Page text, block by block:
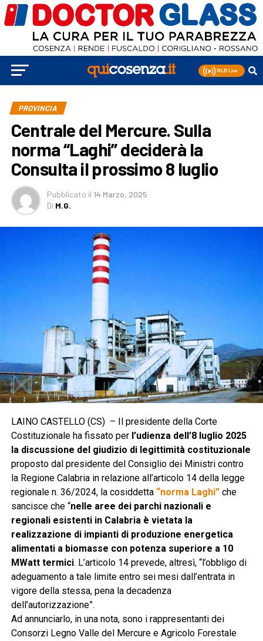
PROVINCIA
Centrale del Mercure. Sulla
norma “Laghi” deciderà la
Consulta il prossimo 8 luglio
Pubblicato il 14 Marzo, 2025
Di M.G.
LAINO CASTELLO (CS) – Il presidente della Corte
Costituzionale ha fissato per l’udienza dell’8 luglio 2025
la discussione del giudizio di legittimità costituzionale
proposto dal presidente del Consiglio dei Ministri contro
la Regione Calabria in relazione all’articolo 14 della legge
regionale n. 36/2024, la cosiddetta“norma Laghi”che
sancisce che “nelle aree dei parchi nazionali e
regionali esistenti in Calabria è vietata la
realizzazione di impianti di produzione energetica
alimentati a biomasse con potenza superiore a 10
MWatt termici. L’articolo 14 prevede, altresì, “l’obbligo di
adeguamento a tale limite entro sei mesi dall’entrata in
vigore della stessa, pena la decadenza
dell’autorizzazione”.
Ad annunciarlo, in una nota, sono i rappresentanti dei
Consorzi Legno Valle del Mercure e Agricolo Forestale